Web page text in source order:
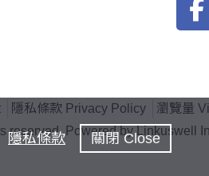
隱私條款 Privacy Policy
瀏覽量
Powered by Linkuswell
隱私條款 關閉 Close